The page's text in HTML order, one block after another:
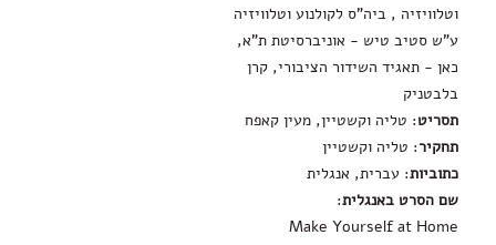
וטלוויזיה , ביה"ס לקולנוע וטלוויזיה
ע"ש סטיב טיש - אוניברסיטת ת"א,
כאן - תאגיד השידור הציבורי, קרן
בלבטניק
תסריט: טליה וקשטיין, מעין קאפח
תחקיר: טליה וקשטיין
כתוביות: עברית, אנגלית
שם הסרט באנגלית:
Make Yourself at Home